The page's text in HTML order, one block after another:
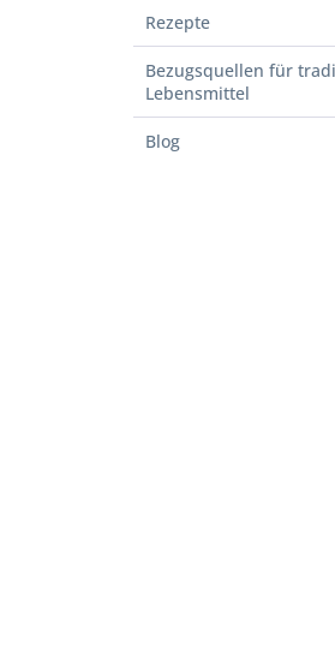
Rezepte
Bezugsquellen für
Lebensmittel
Blog